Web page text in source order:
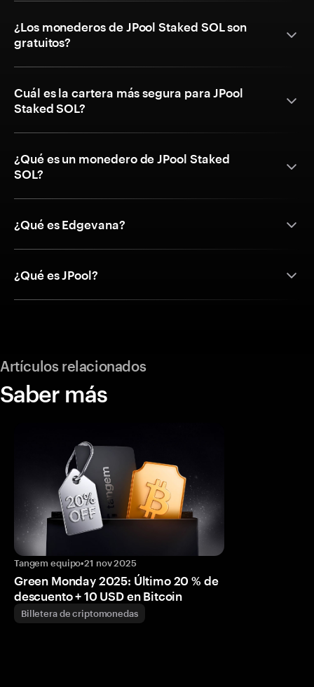
¿Los monederos de JPool Staked SOL son
gratuitos?
Cuál es la cartera más segura para JPool
Staked SOL?
¿Qué es un monedero de JPool Staked
SOL?
¿Qué es Edgevana?
¿Qué es JPool?
Artículos relacionados
Saber más
Tangem equipo•21 nov 2025
Green Monday 2025: Último 20 % de
descuento + 10 USD en Bitcoin
Billetera de criptomonedas